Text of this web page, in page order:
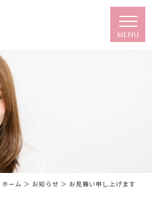
ホーム ＞ お知らせ ＞ お見舞い申し上げます